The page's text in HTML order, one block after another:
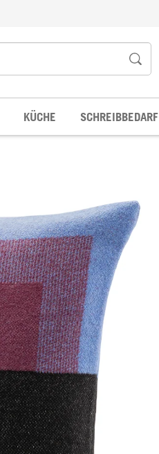
KÜCHE SCHREIBBEDARF